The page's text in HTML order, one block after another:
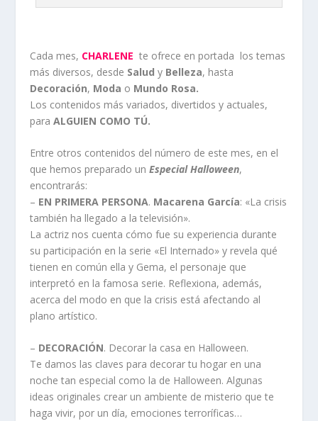
Cada mes, CHARLENE te ofrece en portada los temas
más diversos, desde Salud y Belleza, hasta
Decoración, Moda o Mundo Rosa.
Los contenidos más variados, divertidos y actuales,
paraALGUIEN COMO TÚ.
Entre otros contenidos del número de este mes, en el
que hemos preparado unEspecial Halloween,
encontrarás:
– EN PRIMERA PERSONA. Macarena García: «La crisis
también ha llegado a la televisión».
La actriz nos cuenta cómo fue su experiencia durante
su participación en la serie «El Internado» y revela qué
tienen en común ella y Gema, el personaje que
interpretó en la famosa serie. Reflexiona, además,
acerca del modo en que la crisis está afectando al
plano artístico.
– DECORACIÓN. Decorar la casa en Halloween.
Te damos las claves para decorar tu hogar en una
noche tan especial como la de Halloween. Algunas
ideas originales crear un ambiente de misterio que te
haga vivir, por un día, emociones terroríficas…